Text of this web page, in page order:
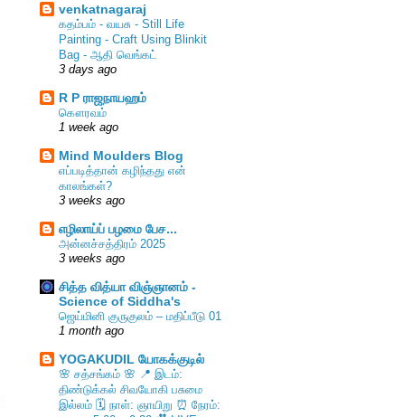
venkatnagaraj
கதம்பம் - வயசு - Still Life
Painting - Craft Using Blinkit
Bag - ஆதி வெங்கட்
3 days ago
R P ராஜநாயஹம்
கௌரவம்
1 week ago
Mind Moulders Blog
எப்படித்தான் கழிந்தது என்
காலங்கள்?
3 weeks ago
எழிலாய்ப் பழமை பேச...
அன்னச்சத்திரம் 2025
3 weeks ago
சித்த வித்யா விஞ்ஞானம் -
Science of Siddha's
ஜெய்மினி குருகுலம் – மதிப்பீடு 01
1 month ago
YOGAKUDIL யோகக்குடில்
🌸 சத்சங்கம் 🌸 📍 இடம்:
திண்டுக்கல் சிவயோகி பசுமை
இல்லம் 🗓️ நாள்: ஞாயிறு ⏰ நேரம்: